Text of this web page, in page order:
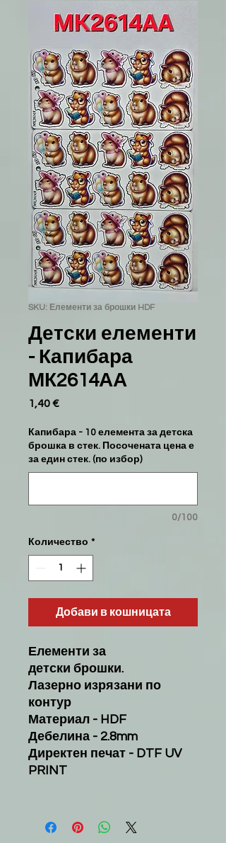
SKU: Елементи за брошки HDF
Детски елементи
- Капибара
МК2614АА
1,40 €Цена
Капибара - 10 елемента за детска
брошка в стек. Посочената цена е
за един стек. (по избор)
0/100
Количество *
Добави в кошницата
Елементи за
детски брошки.
Лазерно изрязани по
контур
Материал - HDF
Дебелина - 2.8mm
Директен печат - DTF UV
PRINT